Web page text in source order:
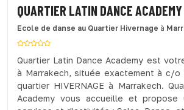
QUARTIER LATIN DANCE ACADEMY
Ecole de danse au Quartier Hivernage à
Quartier Latin Dance Academy est
à Marrakech, située exactement à c/o
quartier HIVERNAGE à Marrakech.
Academy vous accueille et propose